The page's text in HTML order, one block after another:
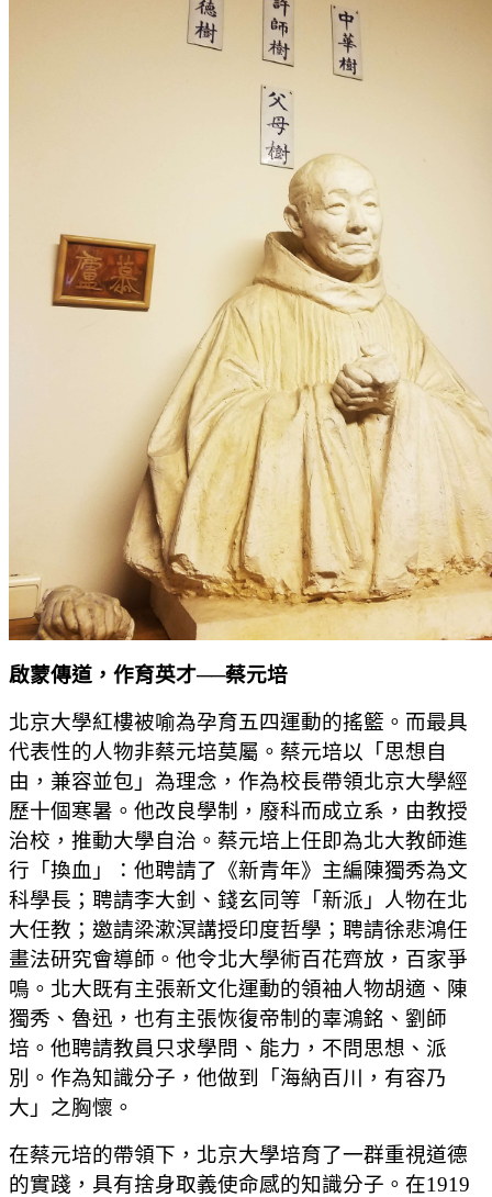
啟蒙傳道，作育英才──蔡元培
北京大學紅樓被喻為孕育五四運動的搖籃。而最具
代表性的人物非蔡元培莫屬。蔡元培以「思想自
由，兼容並包」為理念，作為校長帶領北京大學經
歷十個寒暑。他改良學制，廢科而成立系，由教授
治校，推動大學自治。蔡元培上任即為北大教師進
行「換血」：他聘請了《新青年》主編陳獨秀為文
科學長；聘請李大釗、錢玄同等「新派」人物在北
大任教；邀請梁漱溟講授印度哲學；聘請徐悲鴻任
畫法研究會導師。他令北大學術百花齊放，百家爭
鳴。北大既有主張新文化運動的領袖人物胡適、陳
獨秀、魯迅，也有主張恢復帝制的辜鴻銘、劉師
培。他聘請教員只求學問、能力，不問思想、派
別。作為知識分子，他做到「海納百川，有容乃
大」之胸懷。
在蔡元培的帶領下，北京大學培育了一群重視道德
的實踐，具有捨身取義使命感的知識分子。在1919